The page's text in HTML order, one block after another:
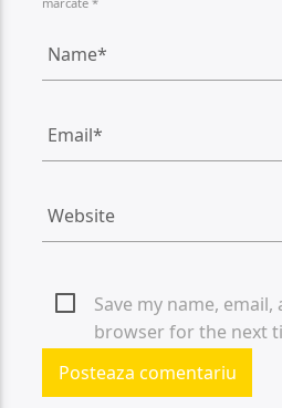
Save my name,
browser for the next